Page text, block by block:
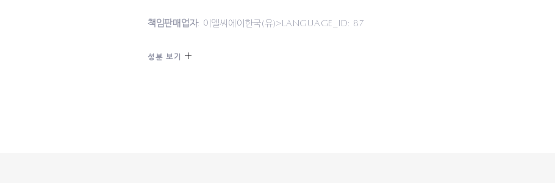
책임판매업자: 이엘씨에이한국(유)>LANGUAGE_ID: 87
성분 보기